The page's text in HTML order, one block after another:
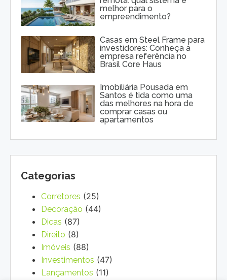
melhor para o
empreendimento?
Casas em Steel Frame para
investidores: Conheça a
empresa referência no
Brasil Core Haus
Imobiliária Pousada em
Santos é tida como uma
das melhores na hora de
comprar casas ou
apartamentos
Categorias
Corretores (25)
Decoração (44)
Dicas (87)
Direito (8)
Imóveis (88)
Investimentos (47)
Lançamentos (11)